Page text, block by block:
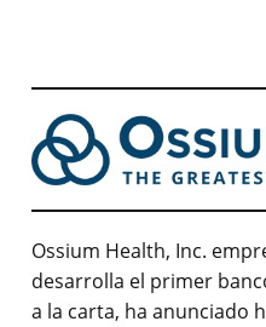
Ossium Health, Inc.
desarrolla el primer
a la carta, ha anunciado